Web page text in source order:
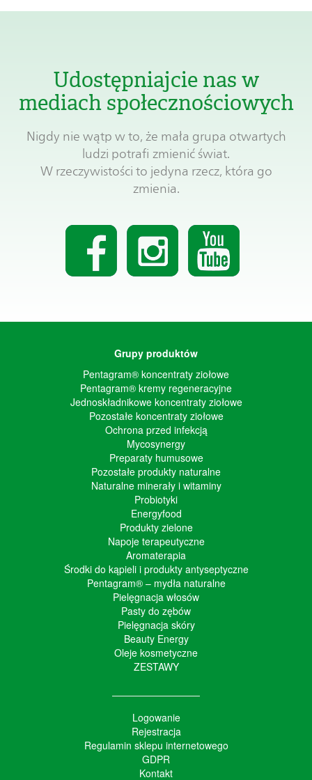
Udostępniajcie nas w
mediach społecznościowych
Nigdy nie wątp w to, że mała grupa otwartych
ludzi potrafi zmienić świat.
W rzeczywistości to jedyna rzecz, która go
zmienia.
Grupy produktów
Pentagram® koncentraty ziołowe
Pentagram® kremy regeneracyjne
Jednoskładnikowe koncentraty ziołowe
Pozostałe koncentraty ziołowe
Ochrona przed infekcją
Mycosynergy
Preparaty humusowe
Pozostałe produkty naturalne
Naturalne minerały i witaminy
Probiotyki
Energyfood
Produkty zielone
Napoje terapeutyczne
Aromaterapia
Środki do kąpieli i produkty antyseptyczne
Pentagram® – mydła naturalne
Pielęgnacja włosów
Pasty do zębów
Pielęgnacja skóry
Beauty Energy
Oleje kosmetyczne
ZESTAWY
Logowanie
Rejestracja
Regulamin sklepu internetowego
GDPR
Kontakt